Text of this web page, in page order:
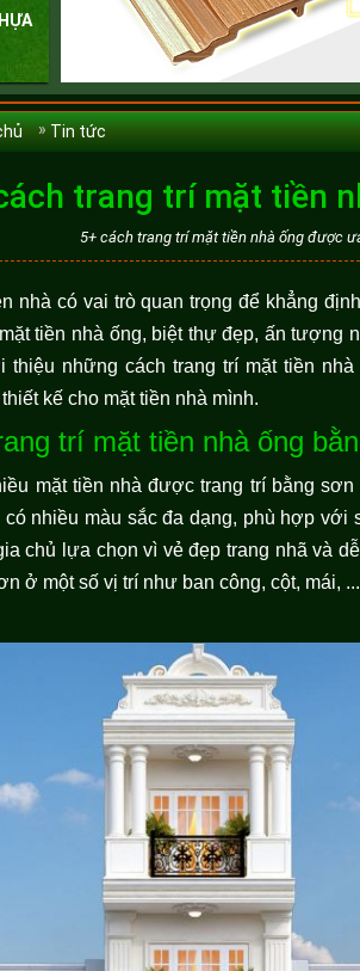
Tin tức
trang trí mặt tiền
5+ cách trang trí mặt tiền nhà ống được
nhà có vai trò quan trọng để khẳng
tiền nhà ống, biệt thự đẹp, ấn tượng
thiệu những cách trang trí mặt tiền
kế cho mặt tiền nhà mình.
trí mặt tiền nhà ống
mặt tiền nhà được trang trí bằng
nhiều màu sắc đa dạng, phù hợp với
chủ lựa chọn vì vẻ đẹp trang nhã và
ở một số vị trí như ban công, cột, mái,